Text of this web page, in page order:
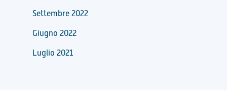
Settembre 2022
Giugno 2022
Luglio 2021